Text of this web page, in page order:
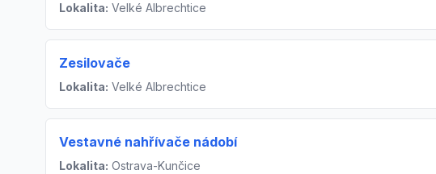
Lokalita: Velké Albrechtice
Zesilovače
Lokalita: Velké Albrechtice
Vestavné nahřívače nádobí
Lokalita: Ostrava-Kunčice